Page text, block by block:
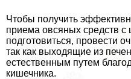
Чтобы получить
приема овсяных средств с
подготовиться, провести
так как выходящие из
естественным путем
кишечника.